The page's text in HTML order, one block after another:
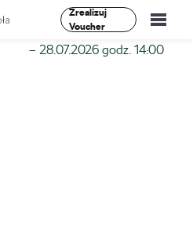
Zrealizuj
Voucher
Individual Safe Driving II Stopień
– 28.07.2026 godz. 14:00